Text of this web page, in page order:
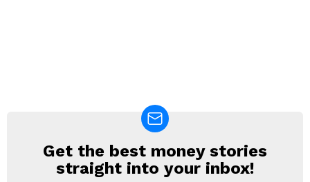
NEWSLETTER
Get the best money stories
straight into your inbox!